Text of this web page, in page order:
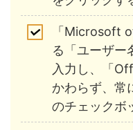
「Microsoft
る「ユーザー
入力し、「
かわらず、常
のチェックボ